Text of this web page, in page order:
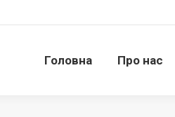
Головна Про нас
Головна Про нас